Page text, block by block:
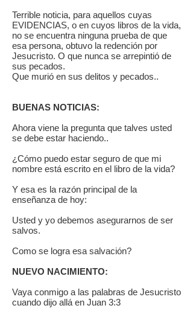
Terrible noticia, para aquellos cuyas
EVIDENCIAS, o en cuyos libros de la vida,
no se encuentra ninguna prueba de que
esa persona, obtuvo la redención por
Jesucristo. O que nunca se arrepintió de
sus pecados.
Que murió en sus delitos y pecados..
BUENAS NOTICIAS:
Ahora viene la pregunta que talves usted
se debe estar haciendo..
¿Cómo puedo estar seguro de que mi
nombre está escrito en el libro de la vida?
Y esa es la razón principal de la
enseñanza de hoy:
Usted y yo debemos asegurarnos de ser
salvos.
Como se logra esa salvación?
NUEVO NACIMIENTO:
Vaya conmigo a las palabras de Jesucristo
cuando dijo allá en Juan 3:3